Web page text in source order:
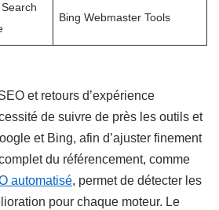
Bing Webmaster Tools
et retours d’expérience
de suivre de près les outils et
et Bing, afin d’ajuster finement
du référencement, comme
automatisé, permet de détecter les
pour chaque moteur. Le